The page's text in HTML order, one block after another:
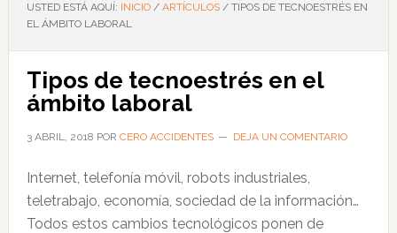
USTED ESTÁ AQUÍ: INICIO / ARTÍCULOS /TIPOS DE TECNOESTRÉS EN
EL ÁMBITO LABORAL
Tipos de tecnoestrés en el
ámbito laboral
3 ABRIL, 2018 POR CERO ACCIDENTES DEJA UN COMENTARIO
Internet, telefonía móvil, robots industriales,
teletrabajo, economía, sociedad de la información…
Todos estos cambios tecnológicos ponen de